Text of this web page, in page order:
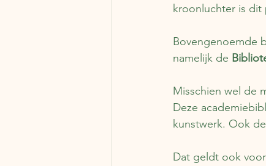
kroonluchter is dit
Bovengenoemde
namelijk de
Misschien wel de
Deze
kunstwerk. Ook
Dat geldt ook voor